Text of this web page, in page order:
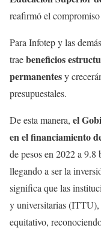
reafirmó el
Para Infotep y las
traebeneficios
permanentesy
presupuestales.
De esta manera, el
en el financiamiento
de pesos en 2022 a
llegando a ser la
significa que las
y universitarias (ITTU),
equitativo,